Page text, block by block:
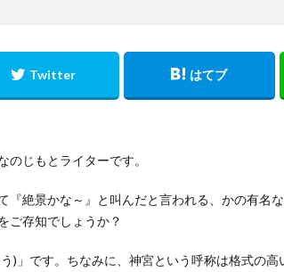
のじもとライターです。
『絶景かな～』と叫んだと言われる、かの有名
ご存知でしょうか？
)」です。ちなみに、神宮という呼称は格式の